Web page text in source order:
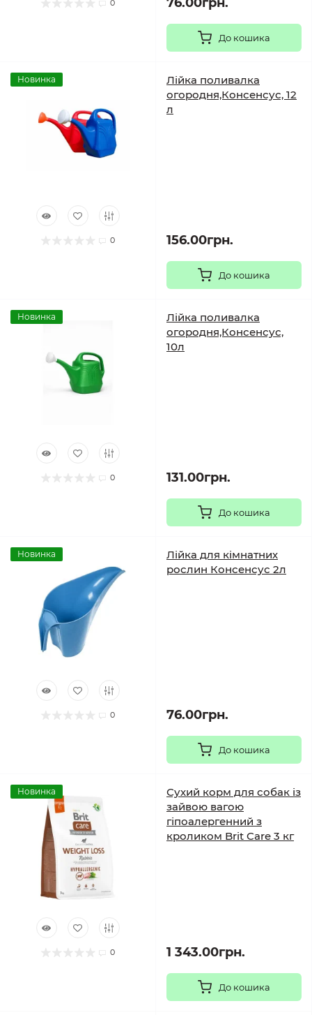
0
До кошика
Новинка
0
Лійка поливалка
огородня,Консенсус, 12
л
156.00грн.
До кошика
Новинка
0
Лійка поливалка
огородня,Консенсус,
10л
131.00грн.
До кошика
Новинка
0
Лійка для кімнатних
рослин Консенсус 2л
76.00грн.
До кошика
Новинка
0
Сухий корм для собак із
зайвою вагою
гіпоалергенний з
кроликом Brit Care 3 кг
1 343.00грн.
До кошика